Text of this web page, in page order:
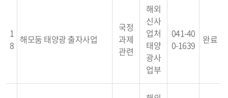
1
8 해모둠 태양광 출자사업
국정
과제
관련
해외
신사
업처
태양
광사
업부
041-40
0-1639
완료